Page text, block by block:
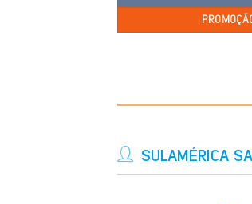
SULAMÉRICA